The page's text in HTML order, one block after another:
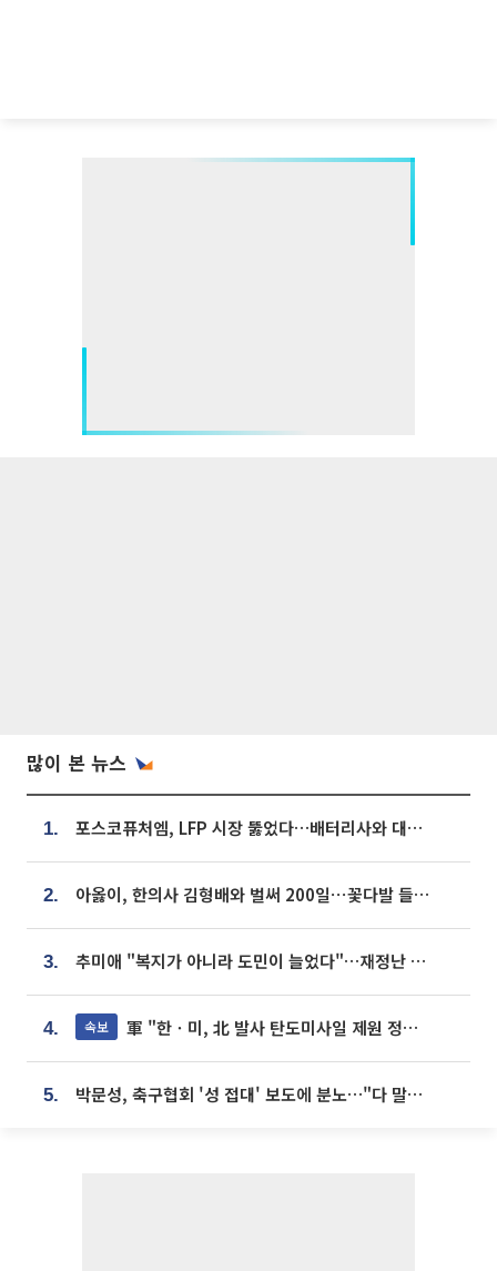
많이 본 뉴스
1. 포스코퓨처엠, LFP 시장 뚫었다…배터리사와 대규모 장기 공급 합의
2. 아옳이, 한의사 김형배와 벌써 200일⋯꽃다발 들고 "프러포즈 아냐"
3. 추미애 "복지가 아니라 도민이 늘었다"…재정난 책임론 정면돌파
4. 속보 軍 "한ㆍ미, 北 발사 탄도미사일 제원 정밀분석 중"
5. 박문성, 축구협회 '성 접대' 보도에 분노…"다 말아먹으려고 작정했나"